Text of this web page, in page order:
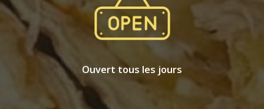
Ouvert tous les jours